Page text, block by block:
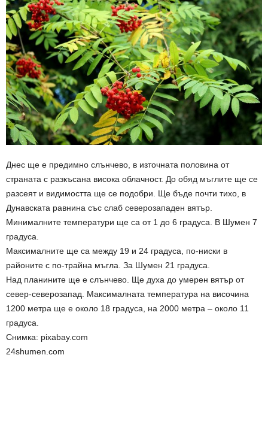
Днес ще е предимно слънчево, в източната половина от
страната с разкъсана висока облачност. До обяд мъглите ще се
разсеят и видимостта ще се подобри. Ще бъде почти тихо, в
Дунавската равнина със слаб северозападен вятър.
Минималните температури ще са от 1 до 6 градуса. В Шумен 7
градуса.
Максималните ще са между 19 и 24 градуса, по-ниски в
районите с по-трайна мъгла. За Шумен 21 градуса.
Над планините ще е слънчево. Ще духа до умерен вятър от
север-северозапад. Максималната температура на височина
1200 метра ще е около 18 градуса, на 2000 метра – около 11
градуса.
Снимка: pixabay.com
24shumen.com